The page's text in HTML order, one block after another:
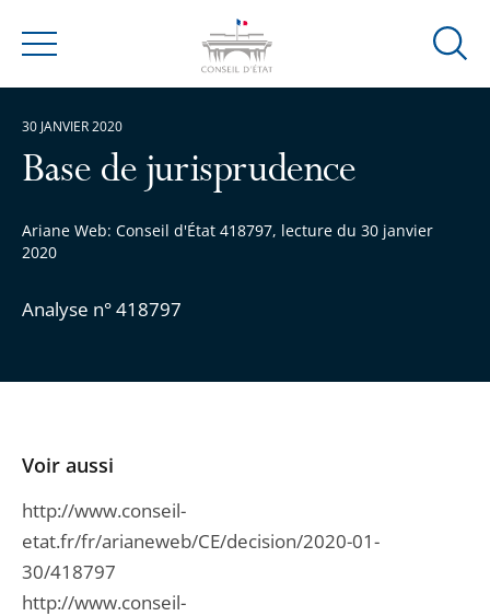
Menu
Ouvrir
Base de jurisprudence
Ariane Web: Conseil d'État 418797, lecture du 30 janvier
2020
Analyse n° 418797
30 JANVIER 2020
Voir aussi
http://www.conseil-
etat.fr/fr/arianeweb/CE/decision/2020-01-
30/418797
http://www.conseil-